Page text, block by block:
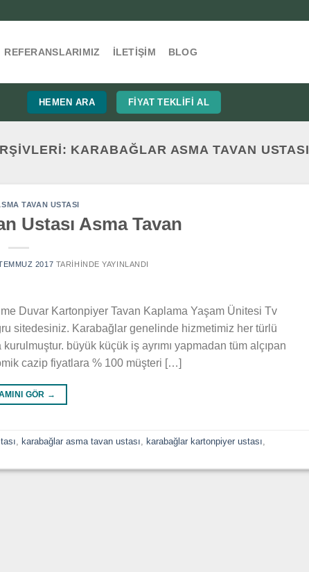
REFERANSLARIMIZ İLETIŞIM BLOG
HEMEN ARA FIYAT TEKLIFI AL
KARABAĞLAR ASMA TAVAN USTASI
TAVAN USTASI
Ustası Asma Tavan
2017 TARIHINDE YAYINLANDI
Duvar Kartonpiyer Tavan Kaplama Yaşam Ünitesi Tv
sitedesiniz. Karabağlar genelinde hizmetimiz her türlü
büyük küçük iş ayrımı yapmadan tüm alçıpan
cazip fiyatlara % 100 müşteri […]
GÖR →
, karabağlar asma tavan ustası, karabağlar kartonpiyer ustası,